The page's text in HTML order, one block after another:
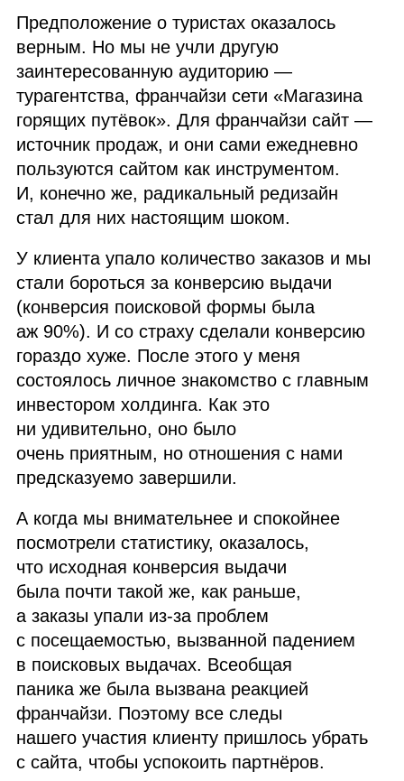
Предположение о туристах оказалось
верным. Но мы не учли другую
заинтересованную аудиторию —
турагентства, франчайзи сети «Магазина
горящих путёвок». Для франчайзи сайт —
источник продаж, и они сами ежедневно
пользуются сайтом как инструментом.
И, конечно же, радикальный редизайн
стал для них настоящим шоком.
У клиента упало количество заказов и мы
стали бороться за конверсию выдачи
(конверсия поисковой формы была
аж 90%). И со страху сделали конверсию
гораздо хуже. После этого у меня
состоялось личное знакомство с главным
инвестором холдинга. Как это
ни удивительно, оно было
очень приятным, но отношения с нами
предсказуемо завершили.
А когда мы внимательнее и спокойнее
посмотрели статистику, оказалось,
что исходная конверсия выдачи
была почти такой же, как раньше,
а заказы упали из‑за проблем
с посещаемостью, вызванной падением
в поисковых выдачах. Всеобщая
паника же была вызвана реакцией
франчайзи. Поэтому все следы
нашего участия клиенту пришлось убрать
с сайта, чтобы успокоить партнёров.